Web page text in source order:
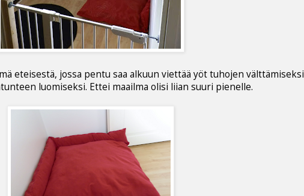
eteisestä, jossa pentu saa alkuun viettää yöt tuhojen välttämiseksi
luomiseksi. Ettei maailma olisi liian suuri pienelle.